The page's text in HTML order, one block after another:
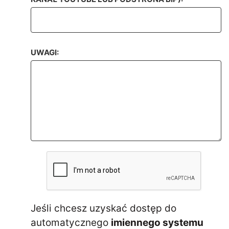
UWAGI:
Jeśli chcesz uzyskać dostęp do
automatycznego imiennego systemu